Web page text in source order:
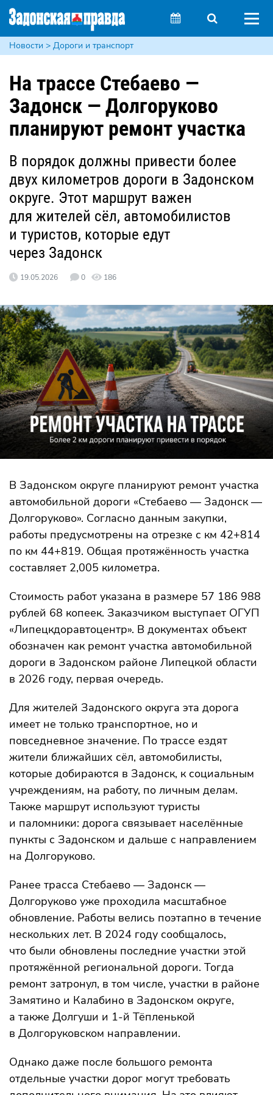
Новости > Дороги и транспорт
На трассе Стебаево —
Задонск — Долгоруково
планируют ремонт участка
В порядок должны привести более
двух километров дороги в Задонском
округе. Этот маршрут важен
для жителей сёл, автомобилистов
и туристов, которые едут
через Задонск
19.05.2026 0 186
В Задонском округе планируют ремонт участка
автомобильной дороги «Стебаево — Задонск —
Долгоруково». Согласно данным закупки,
работы предусмотрены на отрезке с км 42+814
по км 44+819. Общая протяжённость участка
составляет 2,005 километра.
Стоимость работ указана в размере 57 186 988
рублей 68 копеек. Заказчиком выступает ОГУП
«Липецкдоравтоцентр». В документах объект
обозначен как ремонт участка автомобильной
дороги в Задонском районе Липецкой области
в 2026 году, первая очередь.
Для жителей Задонского округа эта дорога
имеет не только транспортное, но и
повседневное значение. По трассе ездят
жители ближайших сёл, автомобилисты,
которые добираются в Задонск, к социальным
учреждениям, на работу, по личным делам.
Также маршрут используют туристы
и паломники: дорога связывает населённые
пункты с Задонском и дальше с направлением
на Долгоруково.
Ранее трасса Стебаево — Задонск —
Долгоруково уже проходила масштабное
обновление. Работы велись поэтапно в течение
нескольких лет. В 2024 году сообщалось,
что были обновлены последние участки этой
протяжённой региональной дороги. Тогда
ремонт затронул, в том числе, участки в районе
Замятино и Калабино в Задонском округе,
а также Долгуши и 1-й Тёпленькой
в Долгоруковском направлении.
Однако даже после большого ремонта
отдельные участки дорог могут требовать